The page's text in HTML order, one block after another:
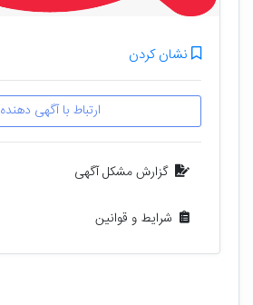
نشان کردن
ارتباط با آگهی دهنده
گزارش مشکل آگهی
شرایط و قوانین